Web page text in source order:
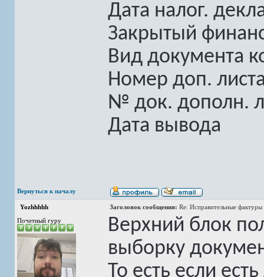
Дата налог.
Закрытый
Вид документа
Номер доп.
№ док. дополн.
Дата вывода
Вернуться к началу
Yozhhhhh Заголовок сообщения: Re: Исправительные
Почетный гуру
Верхний блок
выборку
То есть если